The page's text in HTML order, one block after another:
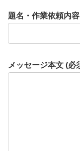
題名・作業依頼内容
メッセージ本文 (必